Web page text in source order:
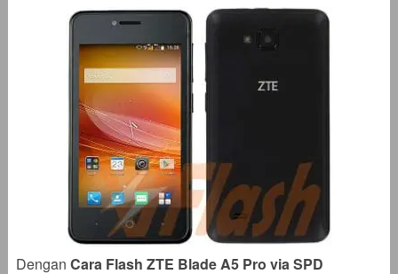
Dengan Cara Flash ZTE Blade A5 Pro via SPD